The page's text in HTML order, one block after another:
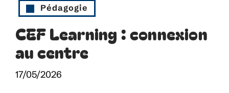
Pédagogie
CEF Learning : connexion
au centre
17/05/2026